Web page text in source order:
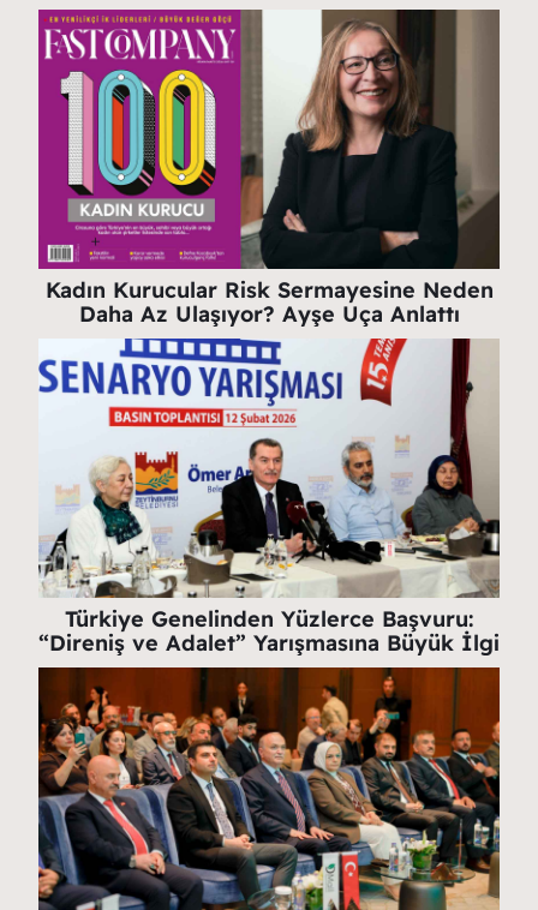
Kadın Kurucular Risk Sermayesine Neden
Daha Az Ulaşıyor? Ayşe Uça Anlattı
Türkiye Genelinden Yüzlerce Başvuru:
“Direniş ve Adalet” Yarışmasına Büyük İlgi